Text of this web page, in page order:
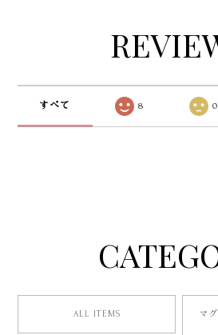
すべて 8 0
ALL ITEMS
マ